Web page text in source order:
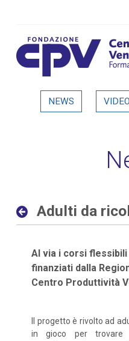
Adulti da
NEWS VIDEO
Adulti da
Al via i corsi
finanziati dalla
Centro Produttività
Il progetto è rivolto ad
in gioco per trovare